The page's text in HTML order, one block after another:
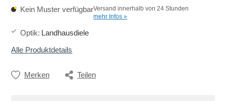
Kein Muster verfügbarVersand innerhalb von 24 Stunden
mehr Infos »
Optik: Landhausdiele
Alle Produktdetails
Merken Teilen